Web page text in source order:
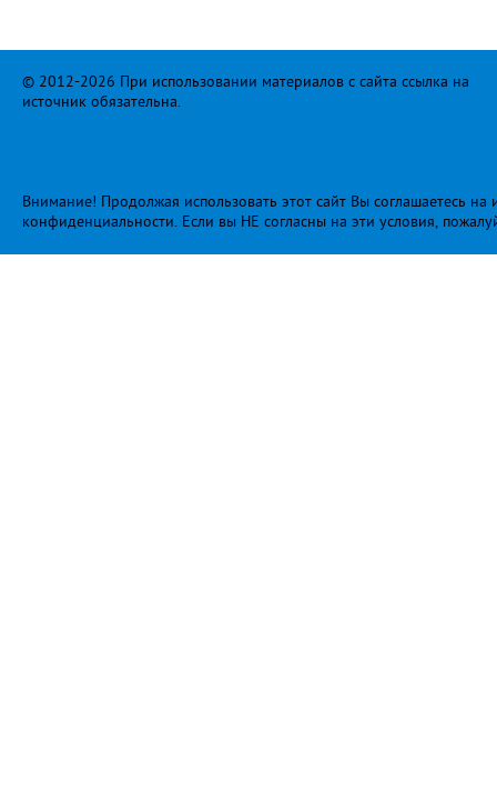
© 2012-2026 При использовании материалов с сайта ссылка на
источник обязательна.
Внимание! Продолжая использовать этот сайт Вы соглашаетесь
конфиденциальности. Если вы НЕ согласны на эти условия,